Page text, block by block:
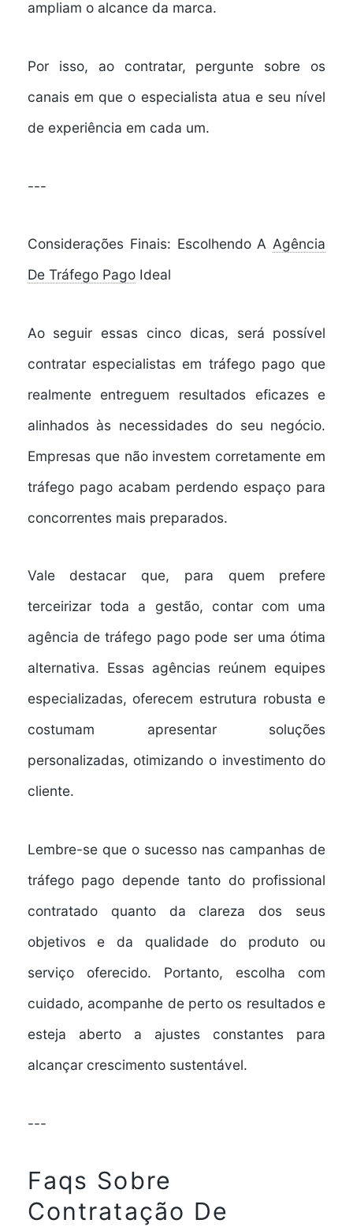
ampliam o alcance da marca.
Por isso, ao contratar, pergunte sobre os
canais em que o especialista atua e seu nível
de experiência em cada um.
---
Considerações Finais: Escolhendo A Agência
De Tráfego PagoIdeal
Ao seguir essas cinco dicas, será possível
contratar especialistas em tráfego pago que
realmente entreguem resultados eficazes e
alinhados às necessidades do seu negócio.
Empresas que não investem corretamente em
tráfego pago acabam perdendo espaço para
concorrentes mais preparados.
Vale destacar que, para quem prefere
terceirizar toda a gestão, contar com uma
agência de tráfego pagopode ser uma ótima
alternativa. Essas agências reúnem equipes
especializadas, oferecem estrutura robusta e
costumam apresentar soluções
personalizadas, otimizando o investimento do
cliente.
Lembre-se que o sucesso nas campanhas de
tráfego pago depende tanto do profissional
contratado quanto da clareza dos seus
objetivos e da qualidade do produto ou
serviço oferecido. Portanto, escolha com
cuidado, acompanhe de perto os resultados e
esteja aberto a ajustes constantes para
alcançar crescimento sustentável.
---
Faqs Sobre
Contratação De